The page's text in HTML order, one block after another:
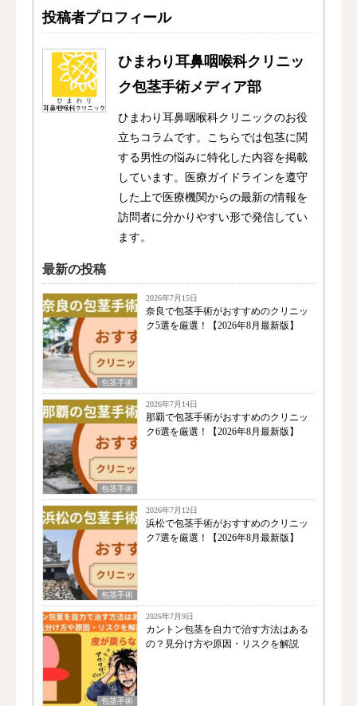
投稿者プロフィール
ひまわり耳鼻咽喉科クリニッ
ク包茎手術メディア部
ひまわり耳鼻咽喉科クリニックのお役
立ちコラムです。こちらでは包茎に関
する男性の悩みに特化した内容を掲載
しています。医療ガイドラインを遵守
した上で医療機関からの最新の情報を
訪問者に分かりやすい形で発信してい
ます。
最新の投稿
包茎手術
2026年7月15日
奈良で包茎手術がおすすめのクリニッ
ク5選を厳選！【2026年8月最新版】
包茎手術
2026年7月14日
那覇で包茎手術がおすすめのクリニッ
ク6選を厳選！【2026年8月最新版】
包茎手術
2026年7月12日
浜松で包茎手術がおすすめのクリニッ
ク7選を厳選！【2026年8月最新版】
包茎手術
2026年7月9日
カントン包茎を自力で治す方法はある
の？見分け方や原因・リスクを解説